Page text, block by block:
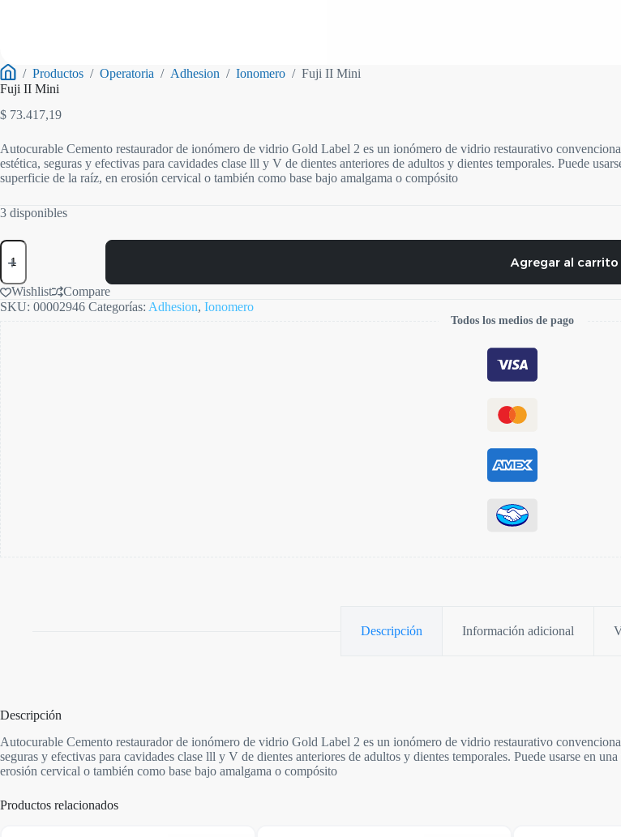
Inicio
/ Productos / Operatoria / Adhesion / Ionomero / Fuji II Mini
Fuji II Mini
$ 73.417,19
Autocurable Cemento restaurador de ionómero de vidrio Gold Label 2 es un ionómero de vidrio restaurativo
estética, seguras y efectivas para cavidades clase lll y V de dientes anteriores de adultos y dientes temporales. Puede
superficie de la raíz, en erosión cervical o también como base bajo amalgama o compósito
3 disponibles
Fuji
cantidad
Agregar al carrito
Wishlist
Compare
SKU: 00002946 Categorías: Adhesion, Ionomero
Todos los medios de pago
Descripción Información adicional
Descripción
Autocurable Cemento restaurador de ionómero de vidrio Gold Label 2 es un ionómero de vidrio restaurativo
seguras y efectivas para cavidades clase lll y V de dientes anteriores de adultos y dientes temporales. Puede usarse en
erosión cervical o también como base bajo amalgama o compósito
Productos relacionados